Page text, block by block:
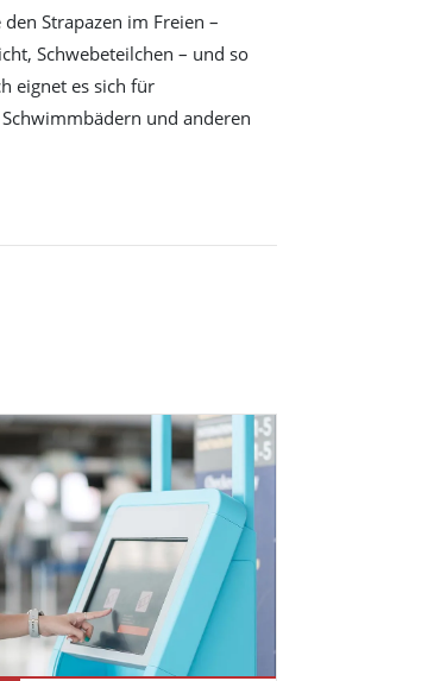
Strapazen im Freien –
Schwebeteilchen – und so
eignet es sich für
und anderen